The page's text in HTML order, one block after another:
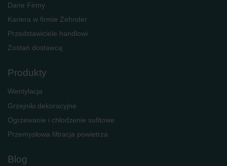
Dane Firmy
Kariera w firmie Zehnder
Przedstawiciele handlowi
Zostań dostawcą
Produkty
Wentylacja
Grzejniki dekoracyjne
Ogrzewanie i chłodzenie sufitowe
Przemysłowa filtracja powietrza
Blog